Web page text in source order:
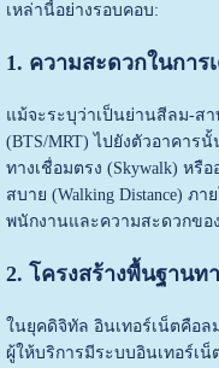
เหล่านี้อย่างรอบคอบ:
1. ความสะดวกในกา
แม้จะระบุว่าเป็นย่านสีลม-ส
(BTS/MRT) ไปยังตัวอาคาร
ทางเชื่อมตรง (Skywalk) หรื
สบาย (Walking Distance) ภ
พนักงานและความสะดวกขอ
2. โครงสร้างพื้นฐานท
ในยุคดิจิทัล อินเทอร์เน็ตคือล
ผู้ให้บริการมีระบบอินเทอร์เน็